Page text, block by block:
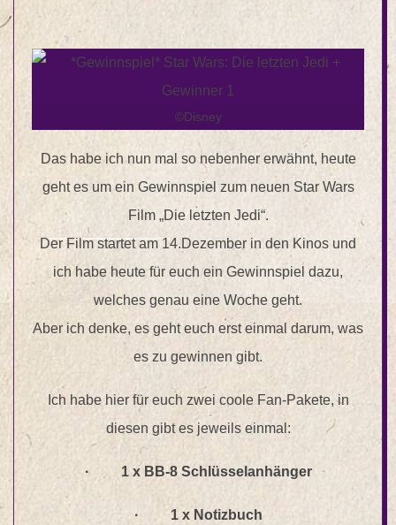
©Disney
Das habe ich nun mal so nebenher erwähnt, heute
geht es um ein Gewinnspiel zum neuen Star Wars
Film „Die letzten Jedi“.
Der Film startet am 14.Dezember in den Kinos und
ich habe heute für euch ein Gewinnspiel dazu,
welches genau eine Woche geht.
Aber ich denke, es geht euch erst einmal darum, was
es zu gewinnen gibt.
Ich habe hier für euch zwei coole Fan-Pakete, in
diesen gibt es jeweils einmal:
· 1 x BB-8 Schlüsselanhänger
· 1 x Notizbuch